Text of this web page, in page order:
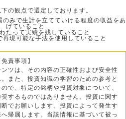
の観点で選定しております。
みで生計を立てていける程度の収益をあ
げていること
たって実績を残していること
現可能な手法を使用していること
免責事項】
ツは、その内容の正確性および安全性
また、投資知識の学習のための参考と
で、特定の銘柄や投資対象について、
するものではありません。投資に関す
でお願いします。投資によって発生す
帰属します。当該情報に基づいて被っ